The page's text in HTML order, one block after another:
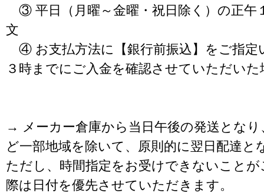
③ 平日（月曜～金曜・祝日除く）の正午
文
④ お支払方法に【銀行前振込】をご指定
３時までにご入金を確認させていただいた
→ メーカー倉庫から当日午後の発送となり
ど一部地域を除いて、原則的に翌日配達と
ただし、時間指定をお受けできないこと
際は日付を優先させていただきます。